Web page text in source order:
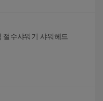
절수샤워기 샤워헤드